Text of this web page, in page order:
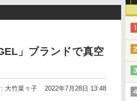
」ブランドで真空
大竹菜々子 2022年7月28日 13:48